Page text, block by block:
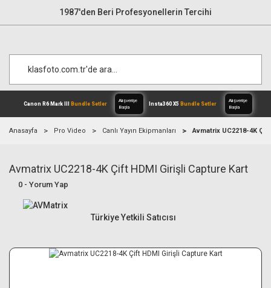
1987'den Beri Profesyonellerin Tercihi
Canon R6 Mark IIIBundle Setler
Alışverişe
Anasayfa Pro Video Canlı Yayın Ekipmanları Avmatrix UC2218-4K
Avmatrix UC2218-4K Çift HDMI Girişli Capture Kart
0 - Yorum Yap
Türkiye Yetkili Satıcısı